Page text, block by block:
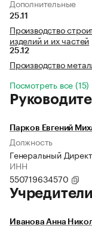
Дополнительные
25.11
Производство
изделий и их частей
25.12
Производство
Посмотреть все (15)
Парков Евгений
Должность
Генеральный
ИНН
550719634570
Учредители
Иванова Анна